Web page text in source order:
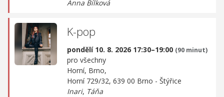
Anna Bílková
K-pop
pondělí 10. 8. 2026 17:30–19:00 (90 minut)
pro všechny
Horní, Brno,
Horní 729/32, 639 00 Brno - Štýřice
Inari, Táňa